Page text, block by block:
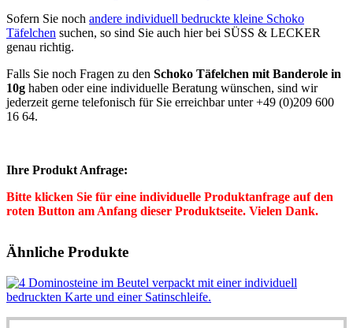
Sofern Sie noch andere individuell bedruckte kleine Schoko
Täfelchen suchen, so sind Sie auch hier bei SÜSS & LECKER
genau richtig.
Falls Sie noch Fragen zu den Schoko Täfelchen mit Banderole in
10g haben oder eine individuelle Beratung wünschen, sind wir
jederzeit gerne telefonisch für Sie erreichbar unter +49 (0)209 600
16 64.
Ihre Produkt Anfrage:
Bitte klicken Sie für eine individuelle Produktanfrage auf den
roten Button am Anfang dieser Produktseite. Vielen Dank.
Ähnliche Produkte